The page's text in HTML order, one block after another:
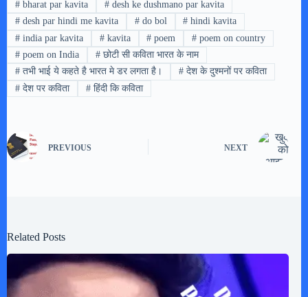
#bharat par kavita #desh ke dushmano par kavita
#desh par hindi me kavita #do bol # hindi kavita
#india par kavita #kavita # poem # poem on country
#poem on India #छोटी सी कविता भारत के नाम
#तभी भाई ये कहते है भारत मे डर लगता है। #देश के दुश्मनों पर कविता
#देश पर कविता #हिंदी कि कविता
PREVIOUS NEXT
Related Posts